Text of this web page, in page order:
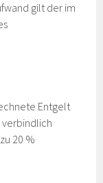
gilt der im
Entgelt
verbindlich
20 %